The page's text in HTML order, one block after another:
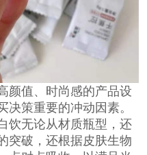
颜值、时尚感的产品设
策重要的冲动因素。
饮无论从材质瓶型，还
突破，还根据皮肤生物